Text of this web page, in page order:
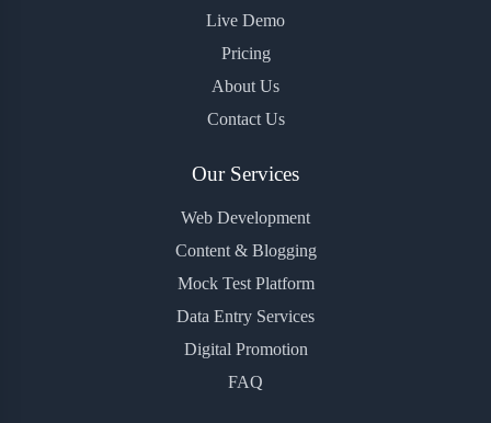
Live Demo
Pricing
About Us
Contact Us
Our Services
Web Development
Content & Blogging
Mock Test Platform
Data Entry Services
Digital Promotion
FAQ